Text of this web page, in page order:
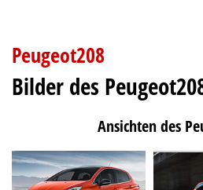
Peugeot208
Bilder des
Ansichten des